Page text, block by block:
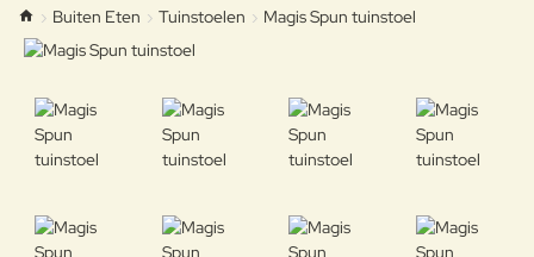
home
Buiten Eten Tuinstoelen Magis Spun tuinstoel